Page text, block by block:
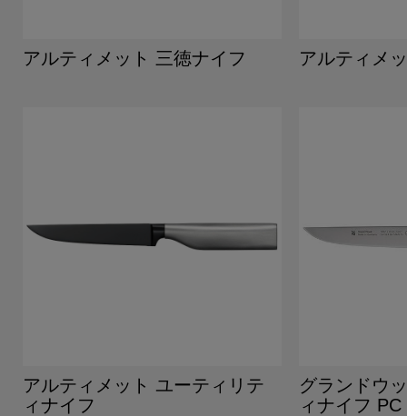
アルティメット 三徳ナイフ アルティメ
アルティメット ユーティリテ
ィナイフ
グランドウ
ィナイフ PC